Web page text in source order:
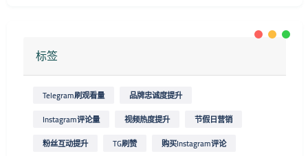
标签
Telegram刷观看量
品牌忠诚度提升
Instagram评论量
视频热度提升
节假日营销
粉丝互动提升
TG刷赞
购买Instagram评论